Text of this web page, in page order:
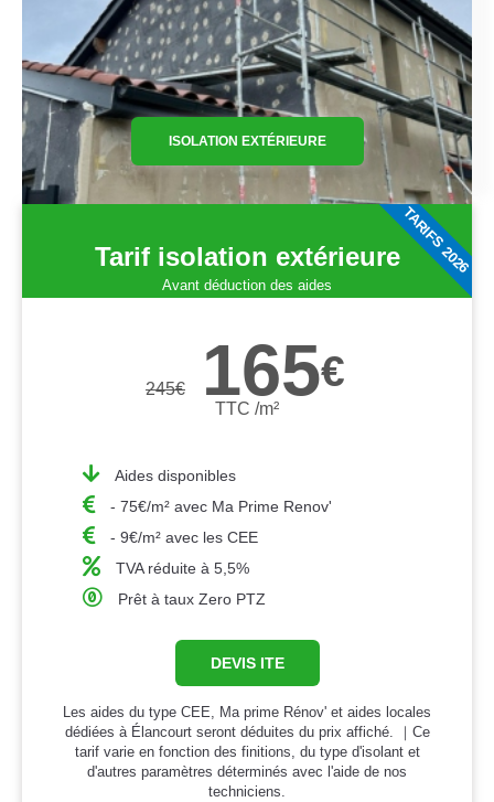
ISOLATION EXTÉRIEURE
Tarif isolation extérieure
Avant déduction des aides
245€ 165€
TTC /m²
Aides disponibles
- 75€/m² avec Ma Prime Renov'
- 9€/m² avec les CEE
TVA réduite à 5,5%
Prêt à taux Zero PTZ
DEVIS ITE
Les aides du type CEE, Ma prime Rénov' et aides locales
dédiées à Élancourt seront déduites du prix affiché. ｜Ce
tarif varie en fonction des finitions, du type d'isolant et
d'autres paramètres déterminés avec l'aide de nos
techniciens.
TARIFS 2026